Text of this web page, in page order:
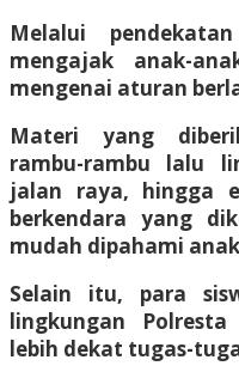
Melalui
mengajak anak-
mengenai aturan
Materi yang
rambu-rambu lalu
jalan raya, hingga
berkendara yang
mudah dipahami
Selain itu, para
lingkungan
lebih dekat tugas-